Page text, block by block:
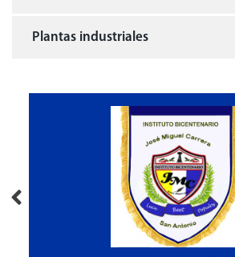
Plantas industriales